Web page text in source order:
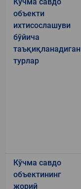
объекти
ихтисослашуви
бўйича
таъқиқланадиган
турлар
Кўчма савдо
объектининг
жорий